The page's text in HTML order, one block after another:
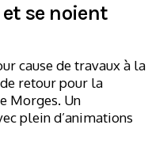
et se noient
cause de travaux à la
retour pour la
Morges. Un
plein d’animations